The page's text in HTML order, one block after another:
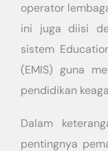
operator
ini juga diisi
sistem
(EMIS) guna
pendidikan
Dalam
pentingnya